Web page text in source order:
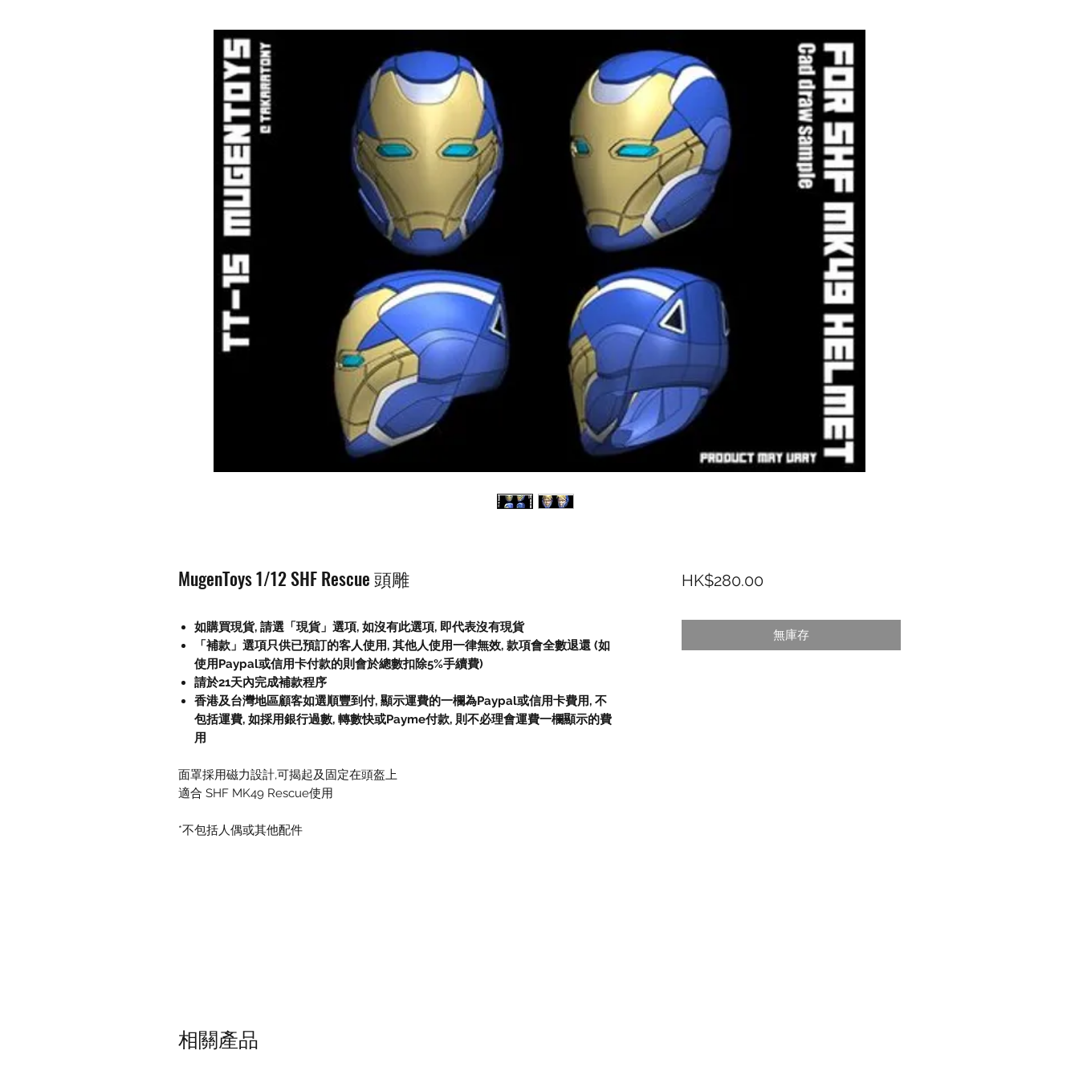
MugenToys 1/12 SHF Rescue 頭雕
如購買現貨, 請選「現貨」選項, 如沒有此選項, 即代表沒有現貨
「補款」選項只供已預訂的客人使用, 其他人使用一律無效, 款項會全數退還 (如
使用Paypal或信用卡付款的則會於總數扣除5%手續費)
請於21天內完成補款程序
香港及台灣地區顧客如選順豐到付, 顯示運費的一欄為Paypal或信用卡費用, 不
包括運費, 如採用銀行過數, 轉數快或Payme付款, 則不必理會運費一欄顯示的費
用
面罩採用磁力設計,可揭起及固定在頭盔上
適合 SHF MK49 Rescue使用
*不包括人偶或其他配件
HK$280.00價格
無庫存
相關產品